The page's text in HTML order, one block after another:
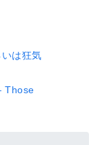
は狂気
Those